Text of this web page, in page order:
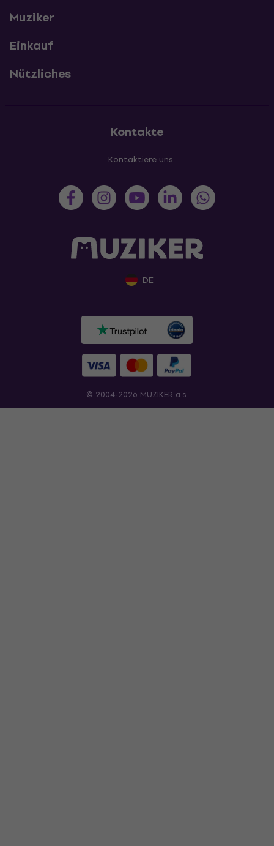
Muziker
Einkauf
Nützliches
Kontakte
Kontaktiere uns
DE
© 2004-2026 MUZIKER a.s.